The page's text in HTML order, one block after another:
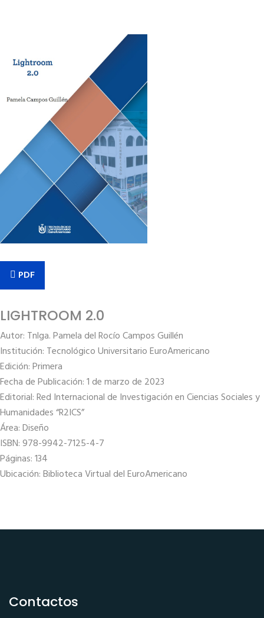
PDF
LIGHTROOM 2.0
Autor: Tnlga. Pamela del Rocío Campos Guillén
Institución: Tecnológico Universitario EuroAmericano
Edición: Primera
Fecha de Publicación: 1 de marzo de 2023
Editorial: Red Internacional de Investigación en Ciencias Sociales y
Humanidades “R2ICS”
Área: Diseño
ISBN: 978-9942-7125-4-7
Páginas: 134
Ubicación: Biblioteca Virtual del EuroAmericano
Contactos